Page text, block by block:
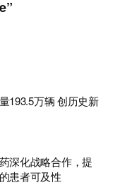
193.5万辆 创历史新
深化战略合作，提
患者可及性